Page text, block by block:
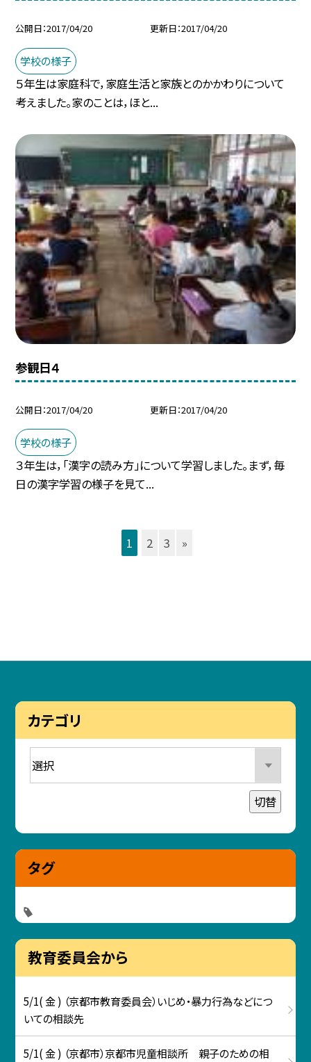
公開日 2017/04/20 更新日 2017/04/20
学校の様子
５年生は家庭科で，家庭生活と家族とのかかわりについて
考えました。家のことは，ほと...
参観日４
公開日 2017/04/20 更新日 2017/04/20
学校の様子
３年生は，「漢字の読み方」について学習しました。まず，毎
日の漢字学習の様子を見て...
1 2 3 »
カテゴリ
切替
タグ
教育委員会から
5/1( 金 ) （京都市教育委員会）いじめ・暴力行為などにつ
いての相談先
5/1( 金 ) （京都市）京都市児童相談所 親子のための相